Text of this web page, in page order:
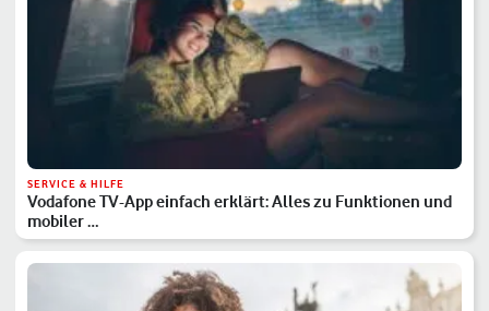
SERVICE & HILFE
Vodafone TV-App einfach erklärt: Alles zu Funktionen und
mobiler …